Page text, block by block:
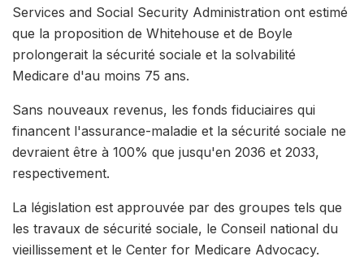
Services and Social Security Administration ont estimé
que la proposition de Whitehouse et de Boyle
prolongerait la sécurité sociale et la solvabilité
Medicare d'au moins 75 ans.
Sans nouveaux revenus, les fonds fiduciaires qui
financent l'assurance-maladie et la sécurité sociale ne
devraient être à 100% que jusqu'en 2036 et 2033,
respectivement.
La législation est approuvée par des groupes tels que
les travaux de sécurité sociale, le Conseil national du
vieillissement et le Center for Medicare Advocacy.